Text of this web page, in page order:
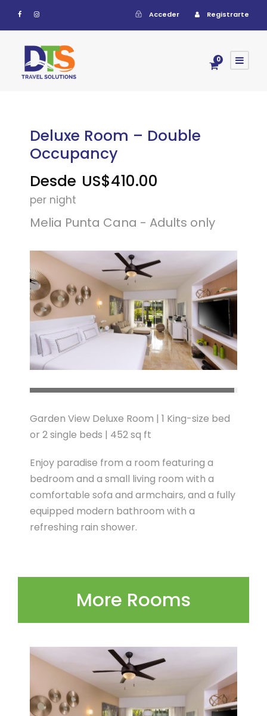
Acceder Registrarte
0
Deluxe Room – Double
Occupancy
Desde US$410.00
per night
Melia Punta Cana - Adults only
Garden View Deluxe Room | 1 King-size bed
or 2 single beds | 452 sq ft
Enjoy paradise from a room featuring a
bedroom and a small living room with a
comfortable sofa and armchairs, and a fully
equipped modern bathroom with a
refreshing rain shower.
More Rooms